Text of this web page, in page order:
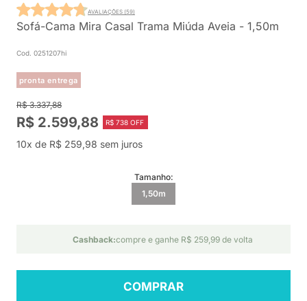
Sofá-Cama Mira Casal Trama Miúda Aveia - 1,50m
Cod. 0251207hi
pronta entrega
AVALIAÇÕES (59)
R$ 3.337,88
R$ 2.599,88 R$ 738 OFF
10x de R$ 259,98 sem juros
Tamanho:
1,50m
Cashback:compre e ganhe R$ 259,99 de volta
COMPRAR